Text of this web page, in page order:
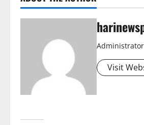
Administrator
Visit